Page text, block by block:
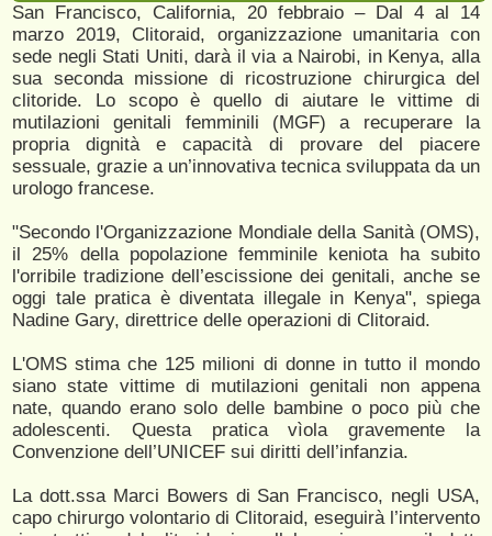
San Francisco, California, 20 febbraio – Dal 4 al 14
marzo 2019, Clitoraid, organizzazione umanitaria con
sede negli Stati Uniti, darà il via a Nairobi, in Kenya, alla
sua seconda missione di ricostruzione chirurgica del
clitoride. Lo scopo è quello di aiutare le vittime di
mutilazioni genitali femminili (MGF) a recuperare la
propria dignità e capacità di provare del piacere
sessuale, grazie a un’innovativa tecnica sviluppata da un
urologo francese.
"Secondo l'Organizzazione Mondiale della Sanità (OMS),
il 25% della popolazione femminile keniota ha subito
l'orribile tradizione dell’escissione dei genitali, anche se
oggi tale pratica è diventata illegale in Kenya", spiega
Nadine Gary, direttrice delle operazioni di Clitoraid.
L'OMS stima che 125 milioni di donne in tutto il mondo
siano state vittime di mutilazioni genitali non appena
nate, quando erano solo delle bambine o poco più che
adolescenti. Questa pratica vìola gravemente la
Convenzione dell’UNICEF sui diritti dell’infanzia.
La dott.ssa Marci Bowers di San Francisco, negli USA,
capo chirurgo volontario di Clitoraid, eseguirà l’intervento